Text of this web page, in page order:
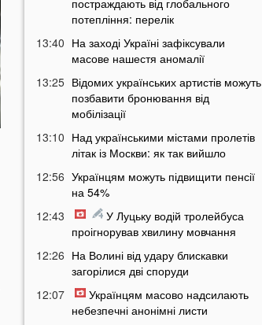
постраждають від глобального
потепління: перелік
13:40 На заході Україні зафіксували
масове нашестя аномалії
13:25 Відомих українських артистів можуть
позбавити бронювання від
мобілізації
13:10 Над українськими містами пролетів
літак із Москви: як так вийшло
12:56 Українцям можуть підвищити пенсії
на 54%
12:43
У Луцьку водій тролейбуса
проігнорував хвилину мовчання
12:26 На Волині від удару блискавки
загорілися дві споруди
12:07
Українцям масово надсилають
небезпечні анонімні листи